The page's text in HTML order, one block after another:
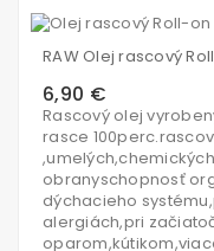
do
košíka
RAW Olej rascový
6,90 €
Rascový olej
rasce
obranyschopnosť
dýchacieho
alergiách,pri